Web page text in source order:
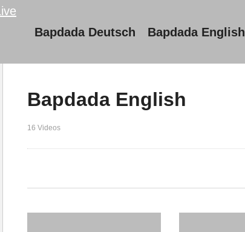
Bapdada Deutsch Bapdada English
Bapdada English
16 Videos